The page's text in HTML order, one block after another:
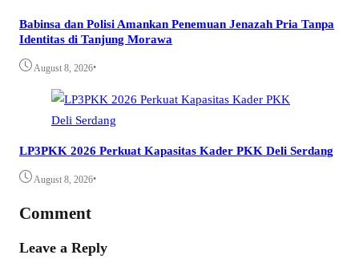
Babinsa dan Polisi Amankan Penemuan Jenazah Pria Tanpa
Identitas di Tanjung Morawa
August 8, 2026•
LP3PKK 2026 Perkuat Kapasitas Kader PKK Deli Serdang
August 8, 2026•
Comment
Leave a Reply